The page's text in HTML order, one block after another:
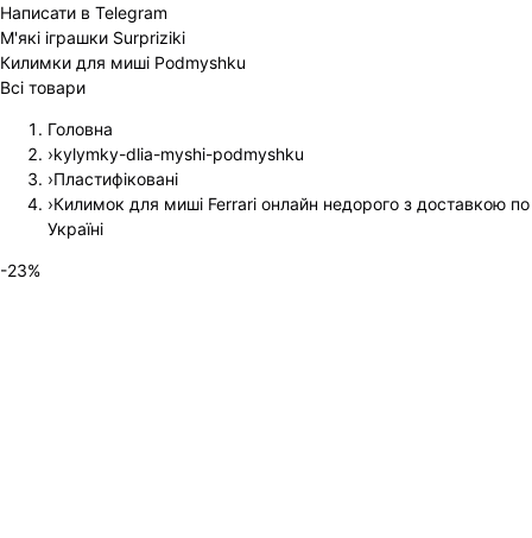
Написати в Telegram
М'які іграшки Surpriziki
Килимки для миші Podmyshku
Всі товари
Головна
›kylymky-dlia-myshi-podmyshku
›Пластифіковані
›Килимок для миші Ferrari онлайн недорого з доставкою по
Україні
-23%